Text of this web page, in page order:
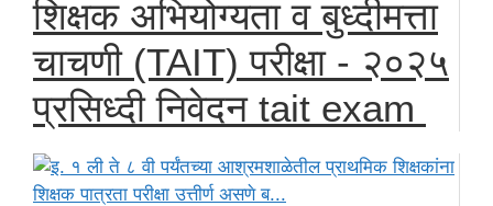
शिक्षक अभियोग्यता व बुध्दीमत्ता
चाचणी (TAIT) परीक्षा - २०२५
प्रसिध्दी निवेदन tait exam